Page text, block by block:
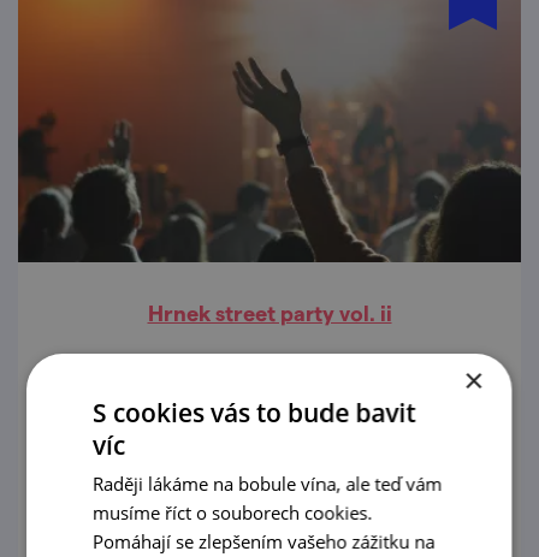
Hrnek street party vol. ii
Boskovické ulice ožijí hudbou, vůní skvělé
kávy, street foodu a řemeslného piva. Užijte
si pohodové sobotní odpoledne plné
koncertů, DJ setů, dobrého jídla i zábavy – a
navíc se vstupem zdarma.
prohlédnout
×
S cookies vás to bude bavit
víc
Raději lákáme na bobule vína, ale teď vám
musíme říct o souborech cookies.
Pomáhají se zlepšením vašeho zážitku na